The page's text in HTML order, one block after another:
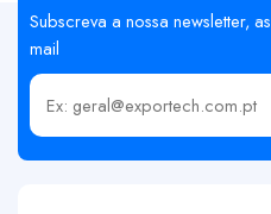
Subscreva a nossa newsletter,
mail
Insira o seu email